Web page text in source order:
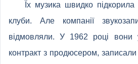
Їх музика швидко підкорила
клуби. Але компанії
відмовляли. У 1962 році вони
контракт з продюсером, записали